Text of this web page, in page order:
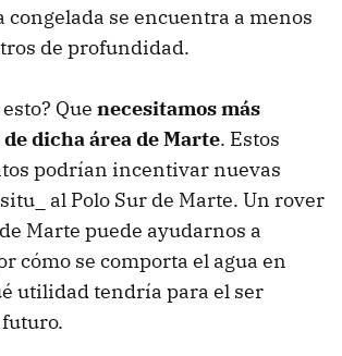
congelada se encuentra a menos
de profundidad.
Que necesitamos más
dicha área de Marte. Estos
podrían incentivar nuevas
al Polo Sur de Marte. Un rover
Marte puede ayudarnos a
cómo se comporta el agua en
utilidad tendría para el ser